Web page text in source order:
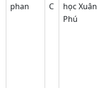
phan
C
học Xuân
Phú